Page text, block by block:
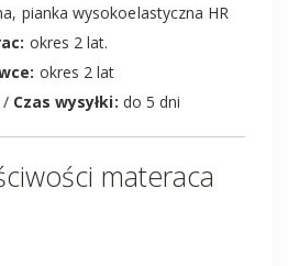
pianka wysokoelastyczna HR
okres 2 lat.
okres 2 lat
/ Czas wysyłki: do 5 dni
materaca